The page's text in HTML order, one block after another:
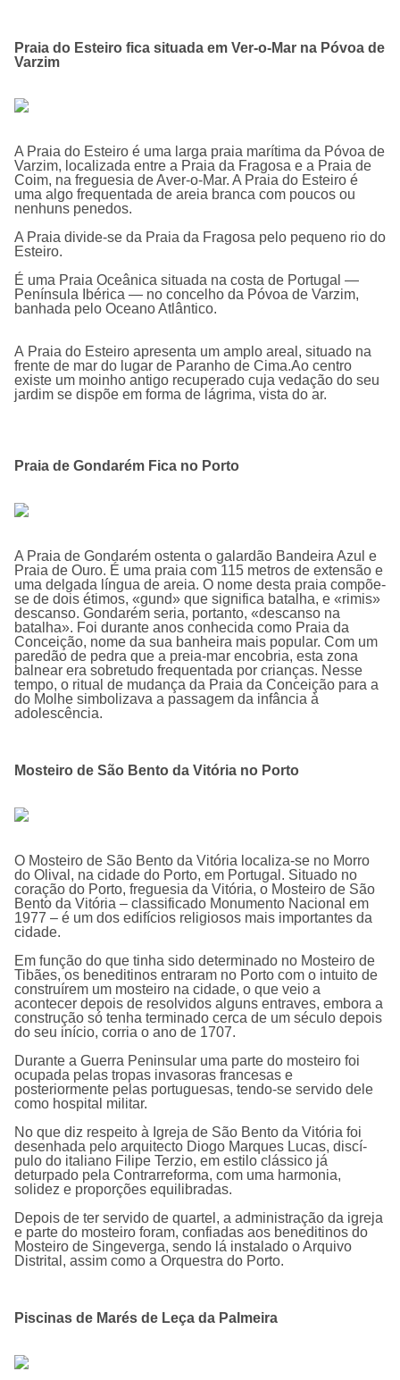
Praia do Esteiro fica situada em Ver-o-Mar na Póvoa de
Varzim
A Praia do Esteiro é uma larga praia marí­tima da Póvoa de
Varzim, localizada entre a Praia da Fragosa e a Praia de
Coim, na freguesia de Aver-o-Mar. A Praia do Esteiro é
uma algo frequentada de areia branca com poucos ou
nenhuns penedos.
A Praia divide-se da Praia da Fragosa pelo pequeno rio do
Esteiro.
É uma Praia Oceânica situada na costa de Portugal —
Península Ibérica — no concelho da Póvoa de Varzim,
banhada pelo Oceano Atlântico.
A Praia do Esteiro apresenta um amplo areal, situado na
frente de mar do lugar de Paranho de Cima.Ao centro
existe um moinho antigo recuperado cuja vedação do seu
jardim se dispõe em forma de lágrima, vista do ar.
Praia de Gondarém Fica no Porto
A Praia de Gondarém ostenta o galardão Bandeira Azul e
Praia de Ouro. É uma praia com 115 metros de extensão e
uma delgada língua de areia. O nome desta praia compõe-
se de dois étimos, «gund» que significa batalha, e «rimis»
descanso. Gondarém seria, portanto, «descanso na
batalha». Foi durante anos conhecida como Praia da
Conceição, nome da sua banheira mais popular. Com um
paredão de pedra que a preia-mar encobria, esta zona
balnear era sobretudo frequentada por crianças. Nesse
tempo, o ritual de mudança da Praia da Conceição para a
do Molhe simbolizava a passagem da infância à
adolescência.
Mosteiro de São Bento da Vitória no Porto
O Mosteiro de São Bento da Vitória localiza-se no Morro
do Olival, na cidade do Porto, em Portugal. Situado no
coração do Porto, freguesia da Vitória, o Mosteiro de São
Bento da Vitória – classificado Monumento Nacional em
1977 – é um dos edifícios religiosos mais importantes da
cidade.
Em função do que tinha sido determinado no Mosteiro de
Tibães, os beneditinos entraram no Porto com o intuito de
construí­rem um mosteiro na cidade, o que veio a
acontecer depois de resolvidos alguns entraves, embora a
construção só tenha terminado cerca de um século depois
do seu iní­cio, corria o ano de 1707.
Durante a Guerra Peninsular uma parte do mosteiro foi
ocupada pelas tropas invasoras francesas e
posteriormente pelas portuguesas, tendo-se servido dele
como hospital militar.
No que diz respeito à Igreja de São Bento da Vitória foi
desenhada pelo arquitecto Diogo Marques Lucas, discí­
pulo do italiano Filipe Terzio, em estilo clássico já
deturpado pela Contrarreforma, com uma harmonia,
solidez e proporções equilibradas.
Depois de ter servido de quartel, a administração da igreja
e parte do mosteiro foram, confiadas aos beneditinos do
Mosteiro de Singeverga, sendo lá instalado o Arquivo
Distrital, assim como a Orquestra do Porto.
Piscinas de Marés de Leça da Palmeira